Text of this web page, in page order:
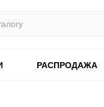
РАСПРОДАЖА